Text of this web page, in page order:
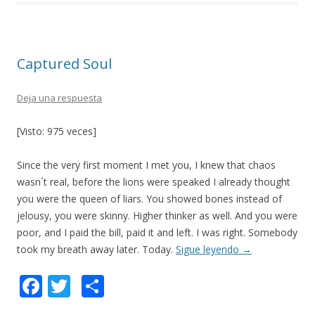
k r
Captured Soul
Deja una respuesta
[Visto: 975 veces]
Since the very first moment I met you, I knew that chaos
wasn´t real, before the lions were speaked I already thought
you were the queen of liars. You showed bones instead of
jelousy, you were skinny. Higher thinker as well. And you were
poor, and I paid the bill, paid it and left. I was right. Somebody
took my breath away later. Today. Sigue leyendo →
F T